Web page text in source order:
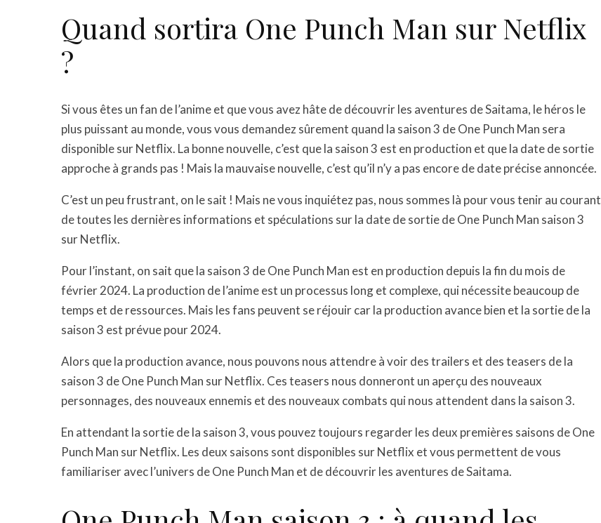
Quand sortira One Punch Man sur Netflix
?
Si vous êtes un fan de l’anime et que vous avez hâte de découvrir les aventures de Saitama, le héros le
plus puissant au monde, vous vous demandez sûrement quand la saison 3 de One Punch Man sera
disponible sur Netflix. La bonne nouvelle, c’est que la saison 3 est en production et que la date de sortie
approche à grands pas ! Mais la mauvaise nouvelle, c’est qu’il n’y a pas encore de date précise annoncée.
C’est un peu frustrant, on le sait ! Mais ne vous inquiétez pas, nous sommes là pour vous tenir au courant
de toutes les dernières informations et spéculations sur la date de sortie de One Punch Man saison 3
sur Netflix.
Pour l’instant, on sait que la saison 3 de One Punch Man est en production depuis la fin du mois de
février 2024. La production de l’anime est un processus long et complexe, qui nécessite beaucoup de
temps et de ressources. Mais les fans peuvent se réjouir car la production avance bien et la sortie de la
saison 3 est prévue pour 2024.
Alors que la production avance, nous pouvons nous attendre à voir des trailers et des teasers de la
saison 3 de One Punch Man sur Netflix. Ces teasers nous donneront un aperçu des nouveaux
personnages, des nouveaux ennemis et des nouveaux combats qui nous attendent dans la saison 3.
En attendant la sortie de la saison 3, vous pouvez toujours regarder les deux premières saisons de One
Punch Man sur Netflix. Les deux saisons sont disponibles sur Netflix et vous permettent de vous
familiariser avec l’univers de One Punch Man et de découvrir les aventures de Saitama.